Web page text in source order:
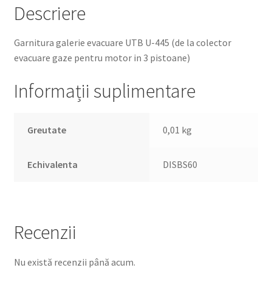
Descriere
Garnitura galerie evacuare UTB U-445 (de la colector
evacuare gaze pentru motor in 3 pistoane)
Informații suplimentare
Greutate 0,01 kg
Echivalenta DISBS60
Recenzii
Nu există recenzii până acum.